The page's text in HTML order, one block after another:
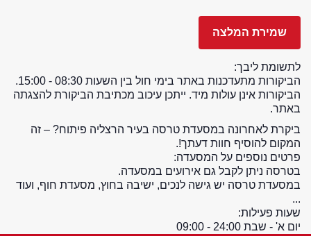
לתשומת ליבך:
הביקורות מתעדכנות באתר בימי חול בין השעות 08:30 - 15:00.
הביקורות אינן עולות מיד. ייתכן עיכוב מכתיבת הביקורת להצגתה
באתר.
ביקרת לאחרונה במסעדת טרסה בעיר הרצליה פיתוח? – זה
המקום להוסיף חוות דעתך!.
פרטים נוספים על המסעדה:
בטרסה ניתן לקבל גם אירועים במסעדה.
במסעדת טרסה יש גישה לנכים, ישיבה בחוץ, מסעדת חוף, ועוד
...
שעות פעילות:
יום א' - שבת 24:00 - 09:00